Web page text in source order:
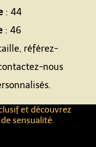
et découvrez
sensualité.
: 44
: 46
référez-
nous